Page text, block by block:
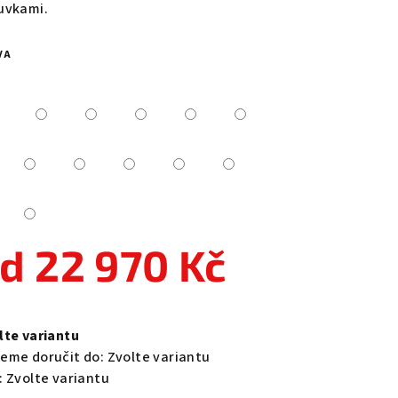
22 970 Kč
variantu
doručit do: Zvolte variantu
Zvolte variantu